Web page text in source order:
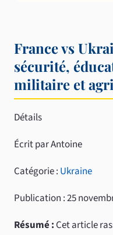
France vs
sécurité,
militaire et
Détails
Écrit par Antoine
Catégorie : Ukraine
Publication : 25
Résumé : Cet article